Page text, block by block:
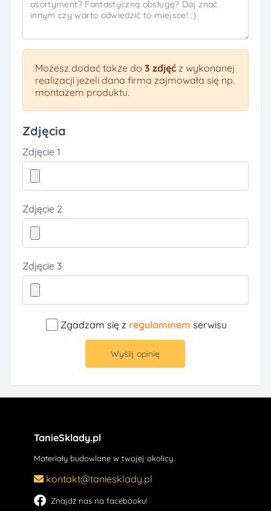
Możesz dodać także do 3 zdjęć z wykonanej
realizacji jeżeli dana firma zajmowała się np.
montażem produktu.
Zdjęcia
Zdjęcie 1
Zdjęcie 2
Zdjęcie 3
Zgadzam się z regulaminem serwisu
Wyślij opinię
TanieSklady.pl
Materiały budowlane w twojej okolicy
kontakt@taniesklady.pl
Znajdź nas na facebooku!